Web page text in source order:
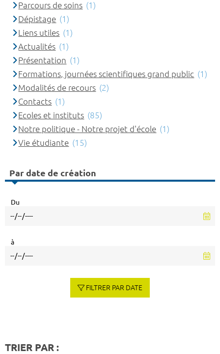
Parcours de soins (1)
Dépistage (1)
Liens utiles (1)
Actualités (1)
Présentation (1)
Formations, journées scientifiques grand public (1)
Modalités de recours (2)
Contacts (1)
Ecoles et instituts (85)
Notre politique - Notre projet d'école (1)
Vie étudiante (15)
Par date de création
Du
à
FILTRER PAR DATE
TRIER PAR :